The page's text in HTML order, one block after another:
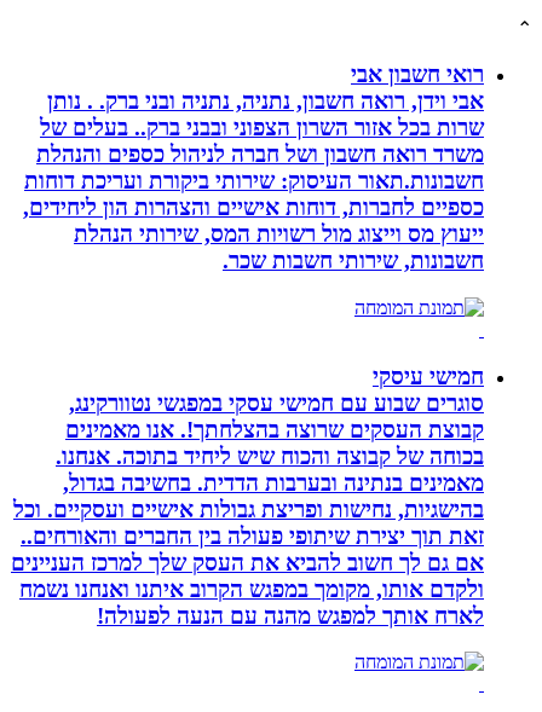
רואי חשבון אבי
אבי וידן, רואה חשבון, נתניה, נתניה ובני ברק. . נותן
שרות בכל אזור השרון הצפוני ובבני ברק.. בעלים של
משרד רואה חשבון ושל חברה לניהול כספים והנהלת
חשבונות.תאור העיסוק: שירותי ביקורת ועריכת דוחות
כספיים לחברות, דוחות אישיים והצהרות הון ליחידים,
ייעוץ מס וייצוג מול רשויות המס, שירותי הנהלת
חשבונות, שירותי חשבות שכר.
חמישי עיסקי
סוגרים שבוע עם חמישי עסקי במפגשי נטוורקינג,
קבוצת העסקים שרוצה בהצלחתך!. אנו מאמינים
בכוחה של קבוצה והכוח שיש ליחיד בתוכה. אנחנו.
מאמינים בנתינה ובערבות הדדית. בחשיבה בגדול,
בהישגיות, נחישות ופריצת גבולות אישיים ועסקיים. וכל
זאת תוך יצירת שיתופי פעולה בין החברים והאורחים..
אם גם לך חשוב להביא את העסק שלך למרכז העניינים
ולקדם אותו, מקומך במפגש הקרוב איתנו ואנחנו נשמח
לארח אותך למפגש מהנה עם הנעה לפעולה!